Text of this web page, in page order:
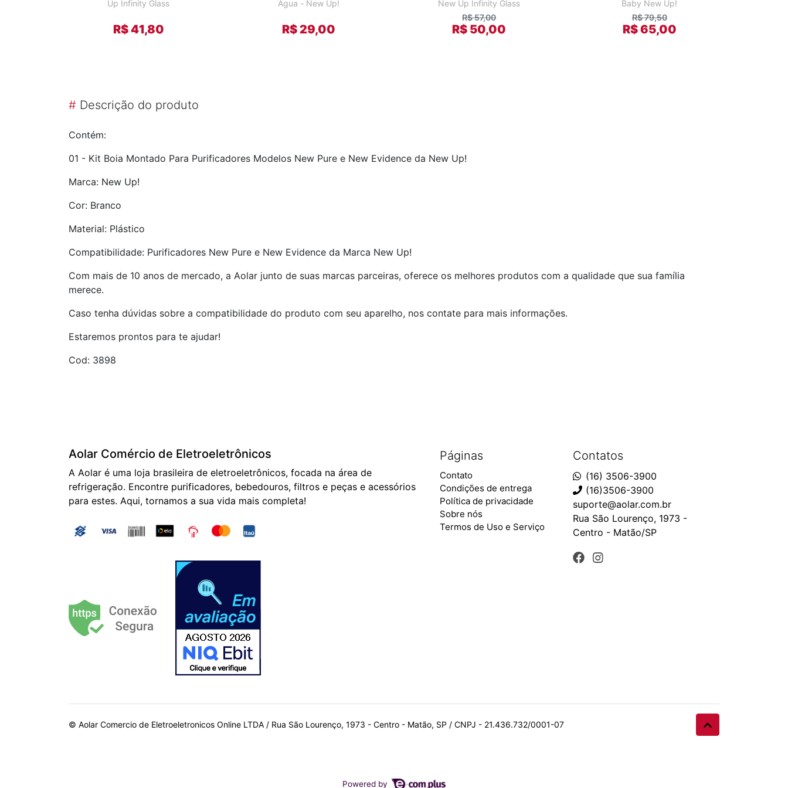
Up Infinity Glass
R$ 41,80
Água - New Up!
R$ 29,00
New Up Infinity Glass
R$ 57,00
R$ 50,00
Baby New Up!
R$ 79,50
R$ 65,00
# Descrição do produto
Contém:
01 - Kit Boia Montado Para Purificadores Modelos New Pure e New Evidence da New Up!
Marca: New Up!
Cor: Branco
Material: Plástico
Compatibilidade: Purificadores New Pure e New Evidence da Marca New Up!
Com mais de 10 anos de mercado, a Aolar junto de suas marcas parceiras, oferece os melhores produtos com a qualidade que sua família
merece.
Caso tenha dúvidas sobre a compatibilidade do produto com seu aparelho, nos contate para mais informações.
Estaremos prontos para te ajudar!
Cod: 3898
Contatos
(16) 3506-3900
(16)3506-3900
suporte@aolar.com.br
Rua São Lourenço, 1973 -
Centro - Matão/SP
Páginas
Contato
Condições de entrega
Política de privacidade
Sobre nós
Termos de Uso e Serviço
Aolar Comércio de Eletroeletrônicos
A Aolar é uma loja brasileira de eletroeletrônicos, focada na área de
refrigeração. Encontre purificadores, bebedouros, filtros e peças e acessórios
para estes. Aqui, tornamos a sua vida mais completa!
© Aolar Comercio de Eletroeletronicos Online LTDA / Rua São Lourenço, 1973 - Centro - Matão, SP / CNPJ - 21.436.732/0001-07
Powered by